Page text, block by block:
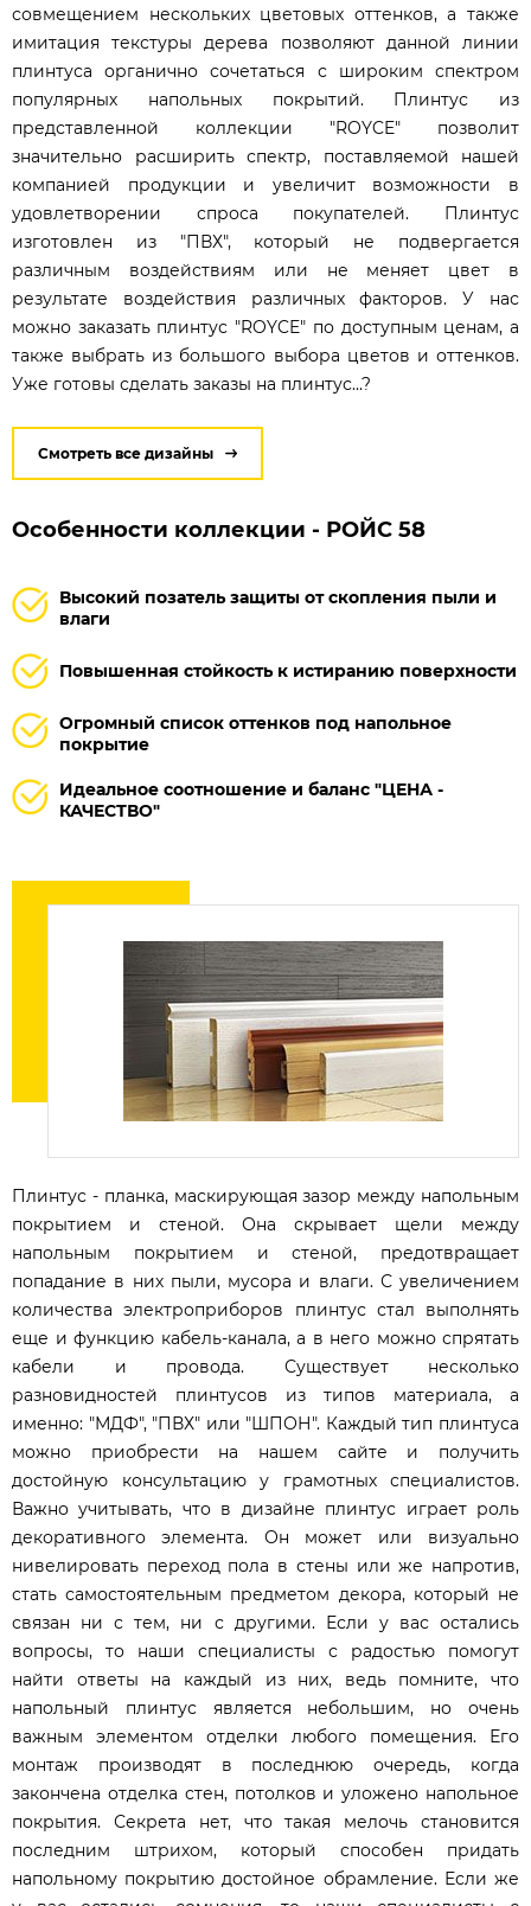
совмещением нескольких цветовых оттенков, а также
имитация текстуры дерева позволяют данной линии
плинтуса органично сочетаться с широким спектром
популярных напольных покрытий. Плинтус из
представленной коллекции "ROYCE" позволит
значительно расширить спектр, поставляемой нашей
компанией продукции и увеличит возможности в
удовлетворении спроса покупателей. Плинтус
изготовлен из "ПВХ", который не подвергается
различным воздействиям или не меняет цвет в
результате воздействия различных факторов. У нас
можно заказать плинтус "ROYCE" по доступным ценам, а
также выбрать из большого выбора цветов и оттенков.
Уже готовы сделать заказы на плинтус...?
Смотреть все дизайны
Особенности коллекции - РОЙС 58
Высокий позатель защиты от скопления пыли и
влаги
Повышенная стойкость к истиранию поверхности
Огромный список оттенков под напольное
покрытие
Идеальное соотношение и баланс "ЦЕНА -
КАЧЕСТВО"
Плинтус - планка, маскирующая зазор между напольным
покрытием и стеной. Она скрывает щели между
напольным покрытием и стеной, предотвращает
попадание в них пыли, мусора и влаги. С увеличением
количества электроприборов плинтус стал выполнять
еще и функцию кабель-канала, а в него можно спрятать
кабели и провода. Существует несколько
разновидностей плинтусов из типов материала, а
именно: "МДФ", "ПВХ" или "ШПОН". Каждый тип плинтуса
можно приобрести на нашем сайте и получить
достойную консультацию у грамотных специалистов.
Важно учитывать, что в дизайне плинтус играет роль
декоративного элемента. Он может или визуально
нивелировать переход пола в стены или же напротив,
стать самостоятельным предметом декора, который не
связан ни с тем, ни с другими. Если у вас остались
вопросы, то наши специалисты с радостью помогут
найти ответы на каждый из них, ведь помните, что
напольный плинтус является небольшим, но очень
важным элементом отделки любого помещения. Его
монтаж производят в последнюю очередь, когда
закончена отделка стен, потолков и уложено напольное
покрытия. Секрета нет, что такая мелочь становится
последним штрихом, который способен придать
напольному покрытию достойное обрамление. Если же